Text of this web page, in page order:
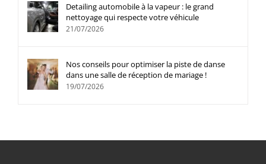
Detailing automobile à la vapeur : le grand
nettoyage qui respecte votre véhicule
21/07/2026
Nos conseils pour optimiser la piste de danse
dans une salle de réception de mariage !
19/07/2026